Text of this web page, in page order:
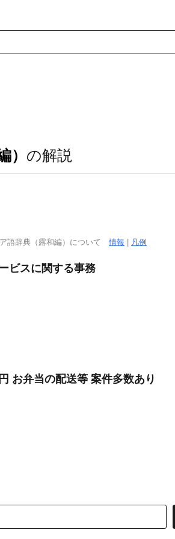
） の解説
語辞典（露和編）について情報 凡例
ビスに関する事務
お弁当の配送等 案件多数あり